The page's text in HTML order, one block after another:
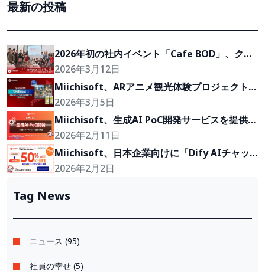
最新の投稿
2026年初の社内イベント「Cafe BOD」、クラ
イアントの『Growth Partner』を目指して
2026年3月12日
Miichisoft、ARアニメ観光体験プロジェクト
「沖縄2Go！」の開発に参画
2026年3月5日
Miichisoft、生成AI PoC開発サービスを提供開
始。アイデアを2〜4週間で実現可能なプロトタ
イプに。
2026年2月11日
Miichisoft、日本企業向けに「Dify AIチャッ
トボット」導入支援プランを50％割引で提供。
2026年2月2日
Tag News
ニュース (95)
社員の幸せ (5)